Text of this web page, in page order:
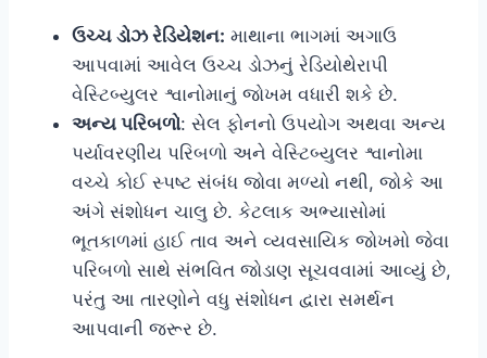
ઉચ્ચ ડોઝ રેડિયેશન: માથાના ભાગમાં અગાઉ
આપવામાં આવેલ ઉચ્ચ ડોઝનું રેડિયોથેરાપી
વેસ્ટિબ્યુલર શ્વાનોમાનું જોખમ વધારી શકે છે.
અન્ય પરિબળો: સેલ ફોનનો ઉપયોગ અથવા અન્ય
પર્યાવરણીય પરિબળો અને વેસ્ટિબ્યુલર શ્વાનોમા
વચ્ચે કોઈ સ્પષ્ટ સંબંધ જોવા મળ્યો નથી, જોકે આ
અંગે સંશોધન ચાલુ છે. કેટલાક અભ્યાસોમાં
ભૂતકાળમાં હાઈ તાવ અને વ્યવસાયિક જોખમો જેવા
પરિબળો સાથે સંભવિત જોડાણ સૂચવવામાં આવ્યું છે,
પરંતુ આ તારણોને વધુ સંશોધન દ્વારા સમર્થન
આપવાની જરૂર છે.